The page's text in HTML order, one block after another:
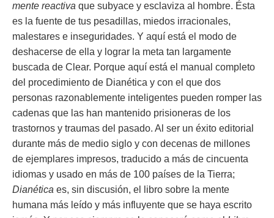
mente reactiva que subyace y esclaviza al hombre. Ésta
es la fuente de tus pesadillas, miedos irracionales,
malestares e inseguridades. Y aquí está el modo de
deshacerse de ella y lograr la meta tan largamente
buscada de Clear. Porque aquí está el manual completo
del procedimiento de Dianética y con el que dos
personas razonablemente inteligentes pueden romper las
cadenas que las han mantenido prisioneras de los
trastornos y traumas del pasado. Al ser un éxito editorial
durante más de medio siglo y con decenas de millones
de ejemplares impresos, traducido a más de cincuenta
idiomas y usado en más de 100 países de la Tierra;
Dianética es, sin discusión, el libro sobre la mente
humana más leído y más influyente que se haya escrito